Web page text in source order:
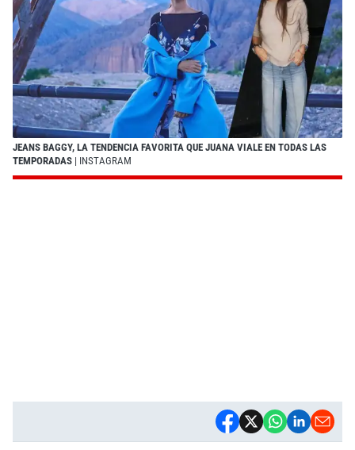
JEANS BAGGY, LA TENDENCIA FAVORITA QUE JUANA VIALE EN TODAS LAS
TEMPORADAS | INSTAGRAM